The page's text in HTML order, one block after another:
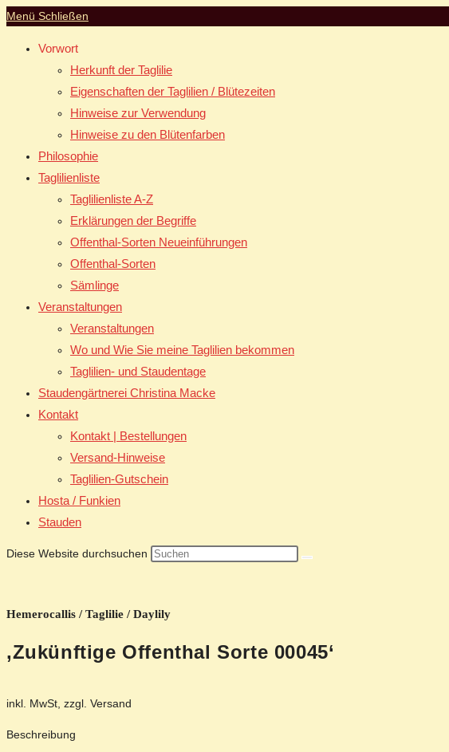
Menü Schließen
Vorwort
Herkunft der Taglilie
Eigenschaften der Taglilien / Blütezeiten
Hinweise zur Verwendung
Hinweise zu den Blütenfarben
Philosophie
Taglilienliste
Taglilienliste A-Z
Erklärungen der Begriffe
Offenthal-Sorten Neueinführungen
Offenthal-Sorten
Sämlinge
Veranstaltungen
Veranstaltungen
Wo und Wie Sie meine Taglilien bekommen
Taglilien- und Staudentage
Staudengärtnerei Christina Macke
Kontakt
Kontakt | Bestellungen
Versand-Hinweise
Taglilien-Gutschein
Hosta / Funkien
Stauden
Diese Website durchsuchen
Hemerocallis / Taglilie / Daylily
‚Zukünftige Offenthal Sorte 00045‘
inkl. MwSt, zzgl. Versand
Beschreibung